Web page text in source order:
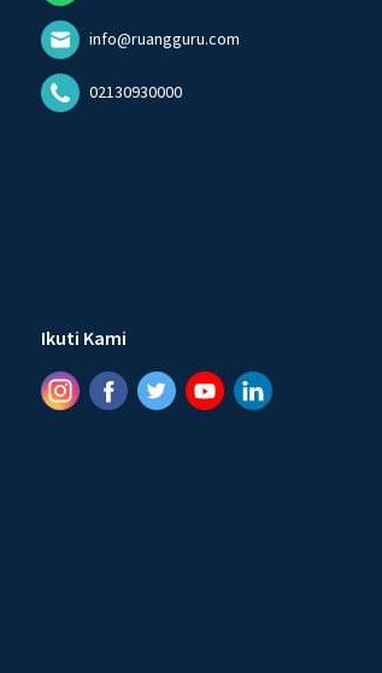
info@ruangguru.com
02130930000
Ikuti Kami